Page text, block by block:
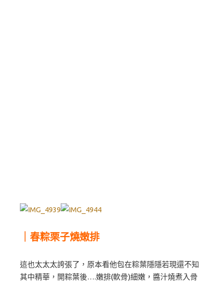
｜春粽栗子燒嫩排
這也太太太誇張了，原本看他包在粽葉隱隱若現還不知
其中精華，開粽葉後….嫩排(軟骨)細嫩，醬汁燒煮入骨